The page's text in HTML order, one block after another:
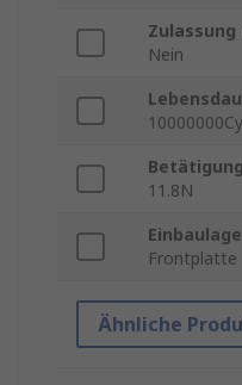
Nein
11.8N
Einbaulage
Frontplatte
Ähnliche